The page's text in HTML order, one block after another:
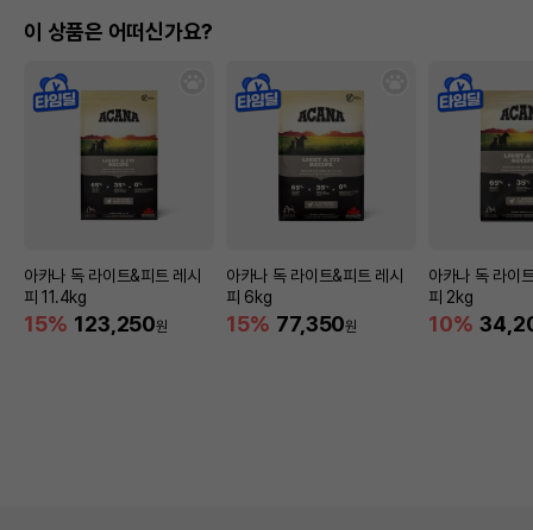
이 상품은 어떠신가요?
아카나 독 라이트&피트 레시
피 11.4kg
15% 123,250원
아카나 독 라이트&피트 레시
피 6kg
15% 77,350원
아카나 독 라이
피 2kg
10%